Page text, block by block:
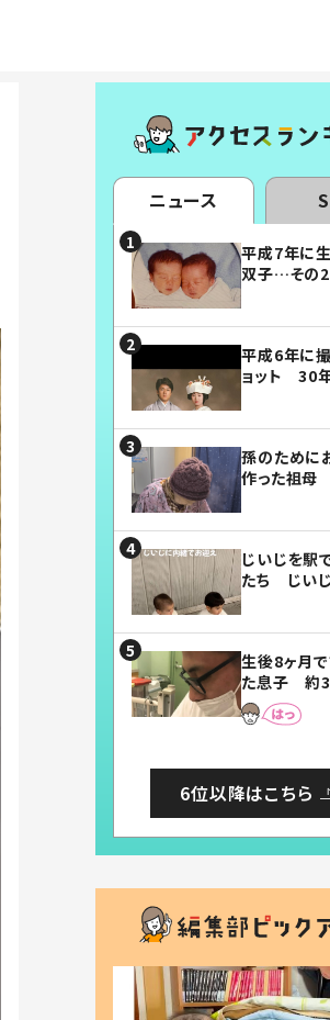
ニュース
平成7年に
双子…その
平成6年に
ョット 30
孫のために
作った祖
じいじを駅
たち じい
まらない」
れる」
生後8ヶ月
た息子 約
後、当時の
に書いてあ
6位以降はこちら